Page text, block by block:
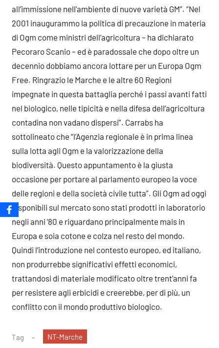
all’immissione nell’ambiente di nuove varietà GM”. “Nel
2001 inaugurammo la politica di precauzione in materia
di Ogm come ministri dell’agricoltura – ha dichiarato
Pecoraro Scanio – ed è paradossale che dopo oltre un
decennio dobbiamo ancora lottare per un Europa Ogm
Free. Ringrazio le Marche e le altre 60 Regioni
impegnate in questa battaglia perché i passi avanti fatti
nel biologico, nelle tipicità e nella difesa dell’agricoltura
contadina non vadano dispersi”. Carrabs ha
sottolineato che “l’Agenzia regionale è in prima linea
sulla lotta agli Ogm e la valorizzazione della
biodiversità. Questo appuntamento è la giusta
occasione per portare al parlamento europeo la voce
delle regioni e della società civile tutta”. Gli Ogm ad oggi
disponibili sul mercato sono stati prodotti in laboratorio
negli anni ’80 e riguardano principalmente mais in
Europa e soia cotone e colza nel resto del mondo.
Quindi l’introduzione nel contesto europeo, ed italiano,
non produrrebbe significativi effetti economici,
trattandosi di materiale modificato oltre trent’anni fa
per resistere agli erbicidi e creerebbe, per di più, un
conflitto con il mondo produttivo biologico.
Tag NT-Marche